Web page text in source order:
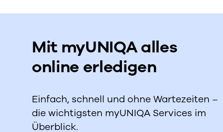
Mit myUNIQA alles
online erledigen
Einfach, schnell und ohne Wartezeiten –
die wichtigsten myUNIQA Services im
Überblick.